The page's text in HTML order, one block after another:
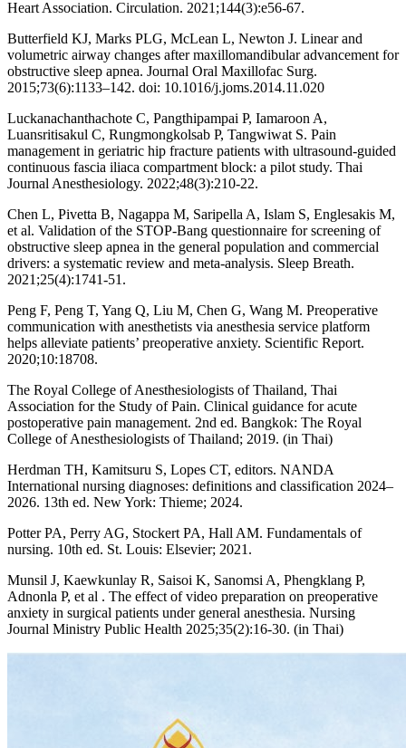
Heart Association. Circulation. 2021;144(3):e56-67.
Butterfield KJ, Marks PLG, McLean L, Newton J. Linear and
volumetric airway changes after maxillomandibular advancement for
obstructive sleep apnea. Journal Oral Maxillofac Surg.
2015;73(6):1133–142. doi: 10.1016/j.joms.2014.11.020
Luckanachanthachote C, Pangthipampai P, Iamaroon A,
Luansritisakul C, Rungmongkolsab P, Tangwiwat S. Pain
management in geriatric hip fracture patients with ultrasound-guided
continuous fascia iliaca compartment block: a pilot study. Thai
Journal Anesthesiology. 2022;48(3):210-22.
Chen L, Pivetta B, Nagappa M, Saripella A, Islam S, Englesakis M,
et al. Validation of the STOP-Bang questionnaire for screening of
obstructive sleep apnea in the general population and commercial
drivers: a systematic review and meta-analysis. Sleep Breath.
2021;25(4):1741-51.
Peng F, Peng T, Yang Q, Liu M, Chen G, Wang M. Preoperative
communication with anesthetists via anesthesia service platform
helps alleviate patients’ preoperative anxiety. Scientific Report.
2020;10:18708.
The Royal College of Anesthesiologists of Thailand, Thai
Association for the Study of Pain. Clinical guidance for acute
postoperative pain management. 2nd ed. Bangkok: The Royal
College of Anesthesiologists of Thailand; 2019. (in Thai)
Herdman TH, Kamitsuru S, Lopes CT, editors. NANDA
International nursing diagnoses: definitions and classification 2024–
2026. 13th ed. New York: Thieme; 2024.
Potter PA, Perry AG, Stockert PA, Hall AM. Fundamentals of
nursing. 10th ed. St. Louis: Elsevier; 2021.
Munsil J, Kaewkunlay R, Saisoi K, Sanomsi A, Phengklang P,
Adnonla P, et al . The effect of video preparation on preoperative
anxiety in surgical patients under general anesthesia. Nursing
Journal Ministry Public Health 2025;35(2):16-30. (in Thai)